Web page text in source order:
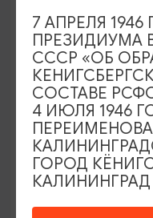
КОНЦЕРТЫ
Игорь
19.09.2026 18:00
Светлогорск, Театр
ОТ 500₽
7 АПРЕЛЯ
ПРЕЗИДИУМА
СССР «ОБ
СОСТАВЕ
4 ИЮЛЯ 1946
ГОРОД
КАЛИНИНГРАД